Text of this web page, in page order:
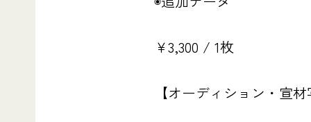
￥3,300 / 1枚
【オーディション・宣材